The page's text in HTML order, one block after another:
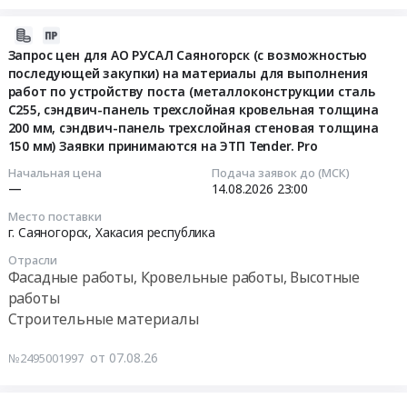
Запрос цен для АО РУСАЛ Саяногорск (с возможностью
последующей закупки) на материалы для выполнения
работ по устройству поста (металлоконструкции сталь
С255, сэндвич-панель трехслойная кровельная толщина
200 мм, сэндвич-панель трехслойная стеновая толщина
150 мм) Заявки принимаются на ЭТП Tender. Pro
Начальная цена
—
Подача заявок до (МСК)
14.08.2026 23:00
Место поставки
г. Саяногорск, Хакасия республика
Отрасли
Фасадные работы, Кровельные работы, Высотные
работы
Строительные материалы
№2495001997 от 07.08.26